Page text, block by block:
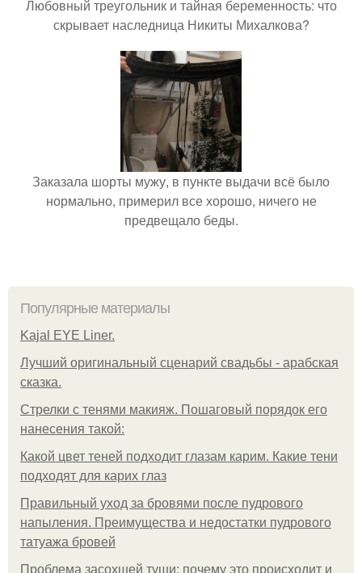
Любовный треугольник и тайная беременность: что
скрывает наследница Никиты Михалкова?
Заказала шорты мужу, в пункте выдачи всё было
нормально, примерил все хорошо, ничего не
предвещало беды.
Популярные материалы
Kajal EYE Liner.
Лучший оригинальный сценарий свадьбы - арабская
сказка.
Стрелки с тенями макияж. Пошаговый порядок его
нанесения такой:
Какой цвет теней подходит глазам карим. Какие тени
подходят для карих глаз
Правильный уход за бровями после пудрового
напыления. Преимущества и недостатки пудрового
татуажа бровей
Проблема засохшей туши: почему это происходит и